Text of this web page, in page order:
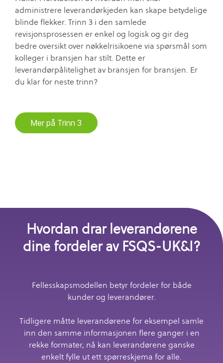
administrere leverandørkjeden kan skape betydelige
blinde flekker. Trinn 3 i den samlede
revisjonsprosessen er enkel og logisk og gir deg
bedre oversikt over nøkkelrisikoene via spørsmål som
kolleger i bransjen har stilt. Dette er
leverandørpålitelighet av bransjen for bransjen. Er
du klar for neste trinn?
Mer på Trinn 3
Hvordan drar leverandørene
dine fordeler av FSQS-UK&I?
Fellesskapsmodellen betyr fordeler for både
kunder og leverandører.
Tidligere måtte leverandørene for eksempel samle
inn den samme informasjonen flere ganger i en
rekke formater, nå kan leverandørene ganske
enkelt fylle ut ett spørreskjema for alle.